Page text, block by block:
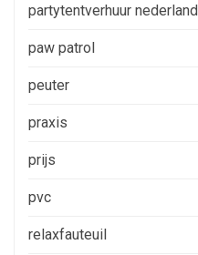
partytentverhuur nederland
paw patrol
peuter
praxis
prijs
pvc
relaxfauteuil